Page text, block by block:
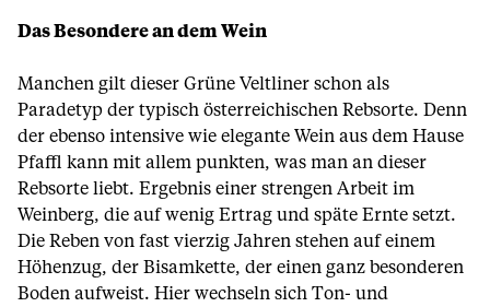
Das Besondere an dem Wein
Manchen gilt dieser Grüne Veltliner schon als
Paradetyp der typisch österreichischen Rebsorte. Denn
der ebenso intensive wie elegante Wein aus dem Hause
Pfaffl kann mit allem punkten, was man an dieser
Rebsorte liebt. Ergebnis einer strengen Arbeit im
Weinberg, die auf wenig Ertrag und späte Ernte setzt.
Die Reben von fast vierzig Jahren stehen auf einem
Höhenzug, der Bisamkette, der einen ganz besonderen
Boden aufweist. Hier wechseln sich Ton- und